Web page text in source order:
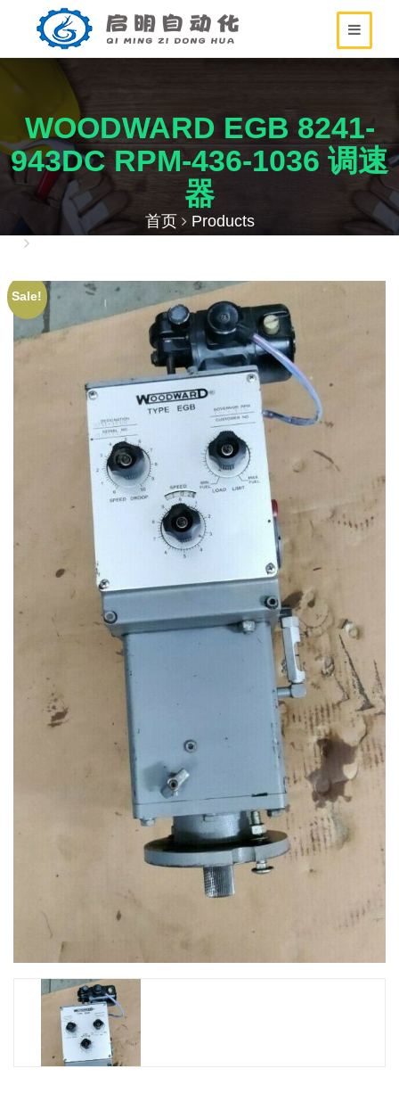
WOODWARD EGB 8241-
943DC RPM-436-1036 调速
器
首页
Products
Sale!